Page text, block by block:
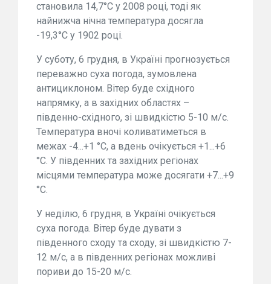
становила 14,7°С у 2008 році, тоді як
найнижча нічна температура досягла
-19,3°С у 1902 році.
У суботу, 6 грудня, в Україні прогнозується
переважно суха погода, зумовлена
антициклоном. Вітер буде східного
напрямку, а в західних областях –
південно-східного, зі швидкістю 5-10 м/с.
Температура вночі коливатиметься в
межах -4...+1 °С, а вдень очікується +1...+6
°С. У південних та західних регіонах
місцями температура може досягати +7...+9
°С.
У неділю, 6 грудня, в Україні очікується
суха погода. Вітер буде дувати з
південного сходу та сходу, зі швидкістю 7-
12 м/с, а в південних регіонах можливі
пориви до 15-20 м/с.